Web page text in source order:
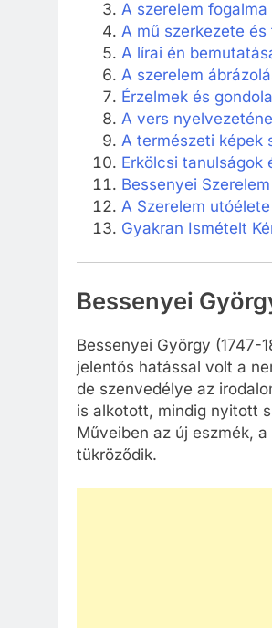
A szerelem
A mű szerkezete
A lírai én
A szerelem
Érzelmek és
A vers
A természeti képek
Erkölcsi tanulságok
Bessenyei
A Szerelem
Gyakran Ismételt
Bessenyei
Bessenyei György (1747-
jelentős hatással volt a
de szenvedélye az
is alkotott, mindig nyitott
Műveiben az új eszmék,
tükröződik.